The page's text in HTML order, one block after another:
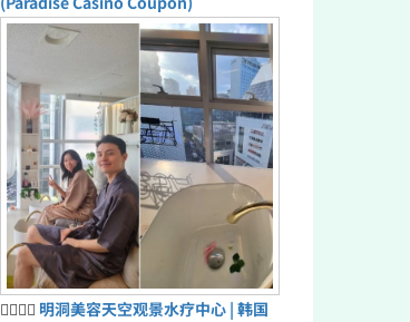
💆‍♀️💆‍♂️ 明洞美容天空观景水疗中心 | 韩国